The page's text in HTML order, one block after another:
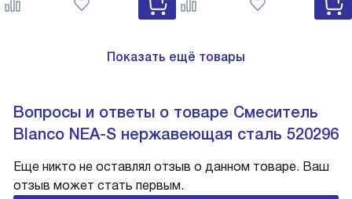
527743
Показать ещё товары
Вопросы и ответы о товаре Смеситель
Blanco NEA-S нержавеющая сталь 520296
Еще никто не оставлял отзыв о данном товаре. Ваш
отзыв может стать первым.